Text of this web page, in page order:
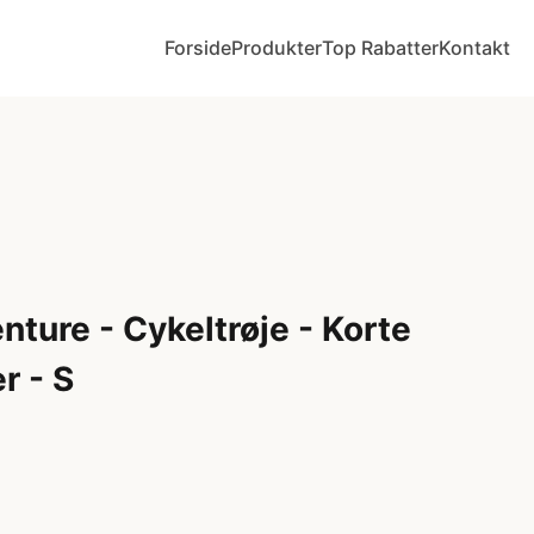
ForsideProdukterTop RabatterKontakt
- Cykeltrøje - Korte
- S